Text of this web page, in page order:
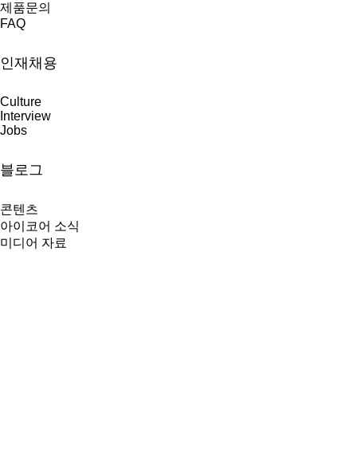
제품문의
FAQ
인재채용
Culture
Interview
Jobs
블로그
콘텐츠
아이코어 소식
미디어 자료